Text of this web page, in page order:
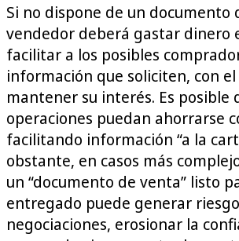
Si no dispone de un documento
vendedor deberá gastar dinero
facilitar a los posibles
información que soliciten, con
mantener su interés. Es posible
operaciones puedan ahorrarse
facilitando información “a la
obstante, en casos más
un “documento de venta” listo
entregado puede generar
negociaciones, erosionar la